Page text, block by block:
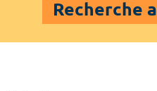
Recherche